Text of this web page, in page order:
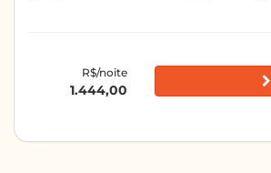
R$/noite
1.444,00